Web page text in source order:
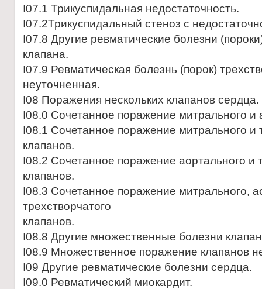
I07.1 Трикуспидальная недостаточность.
I07.2Трикуспидальный стеноз с
I07.8 Другие ревматические болезни
клапана.
I07.9 Ревматическая болезнь (порок)
неуточненная.
I08 Поражения нескольких клапанов сердца.
I08.0 Сочетанное поражение митрального и
I08.1 Сочетанное поражение митрального и
клапанов.
I08.2 Сочетанное поражение аортального и
клапанов.
I08.3 Сочетанное поражение митрального,
трехстворчатого
клапанов.
I08.8 Другие множественные болезни
I08.9 Множественное поражение клапанов
I09 Другие ревматические болезни сердца.
I09.0 Ревматический миокардит.